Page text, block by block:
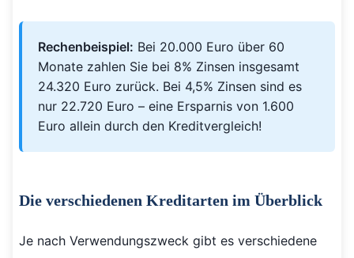
Rechenbeispiel: Bei 20.000 Euro über 60
Monate zahlen Sie bei 8% Zinsen insgesamt
24.320 Euro zurück. Bei 4,5% Zinsen sind es
nur 22.720 Euro – eine Ersparnis von 1.600
Euro allein durch den Kreditvergleich!
Die verschiedenen Kreditarten im Überblick
Je nach Verwendungszweck gibt es verschiedene